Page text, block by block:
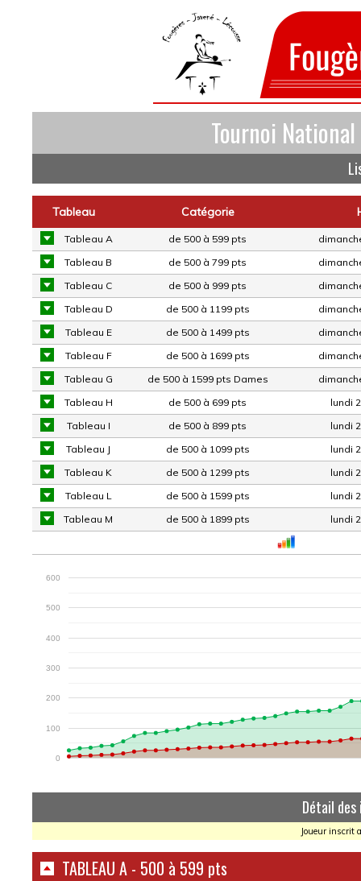
Tournoi
Tableau Catégorie
Tableau A de 500 à 599 pts
Tableau B
de 500 à 799 pts
Tableau C
de 500 à 999 pts
Tableau D
de 500 à 1199 pts
Tableau E
de 500 à 1499 pts
Tableau F
de 500 à 1699 pts
Tableau G
de 500 à 1599 pts Dames
Tableau H
de 500 à 699 pts
lundi
Tableau I
de 500 à 899 pts
lundi
Tableau J
de 500 à 1099 pts
lundi
Tableau K
de 500 à 1299 pts
lundi
Tableau L
de 500 à 1599 pts
lundi
Tableau M
de 500 à 1899 pts lundi
0
100
200
300
400
500
600
Détail
Joueur inscrit
TABLEAU A - 500 à 599 pts